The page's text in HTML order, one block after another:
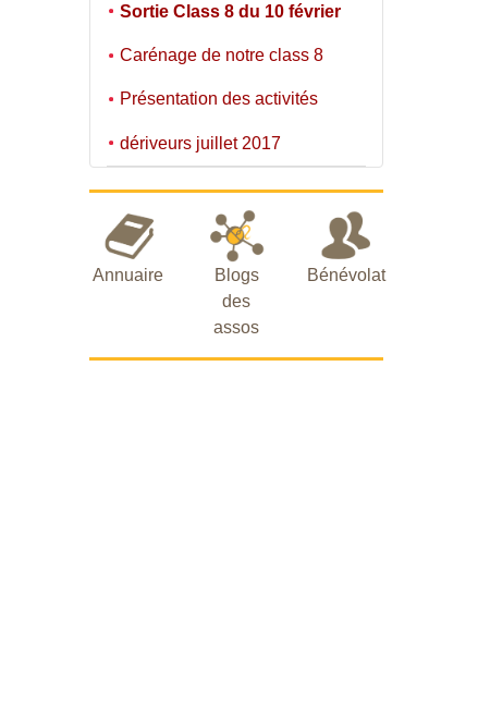
Sortie Class 8 du 10 février
Carénage de notre class 8
Présentation des activités
dériveurs juillet 2017
Annuaire
Blogs
des
assos
Bénévolat